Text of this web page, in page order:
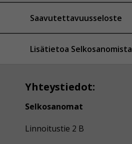
Saavutettavuusseloste
Lisätietoa Selkosanomista
Yhteystiedot:
Selkosanomat
Linnoitustie 2 B